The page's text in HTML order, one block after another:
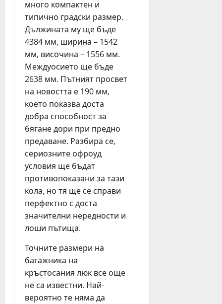
много компактен и
типично градски размер.
Дължината му ще бъде
4384 мм, ширина – 1542
мм, височина – 1556 мм.
Междуосието ще бъде
2638 мм. Пътният просвет
на новостта е 190 мм,
което показва доста
добра способност за
бягане дори при предно
предаване. Разбира се,
сериозните офроуд
условия ще бъдат
противопоказани за тази
кола, но тя ще се справи
перфектно с доста
значителни нередности и
лоши пътища.
Точните размери на
багажника на
кръстосания люк все още
не са известни. Най-
вероятно те няма да